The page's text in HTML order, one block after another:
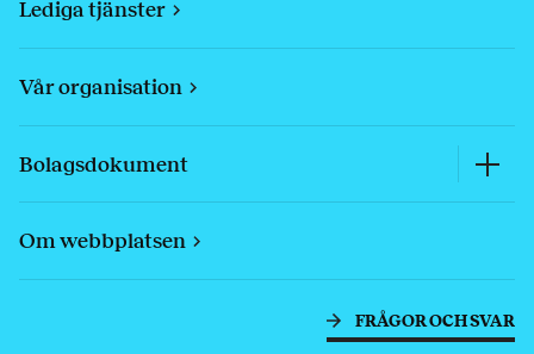
Lediga tjänster
Vår organisation
Bolagsdokument
Om webbplatsen
FRÅGOR OCH SVAR